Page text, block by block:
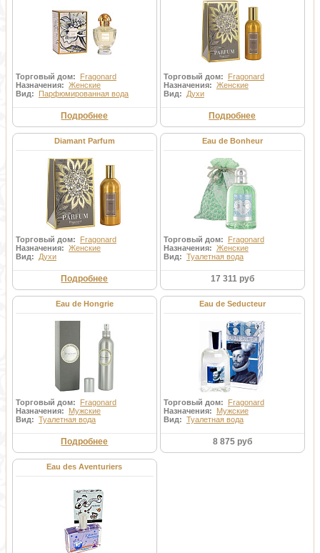
Торговый дом: Fragonard
Назначения: Женские
Вид: Парфюмированная вода
Подробнее
Торговый дом: Fragonard
Назначения: Женские
Вид: Духи
Подробнее
Diamant Parfum
Торговый дом: Fragonard
Назначения: Женские
Вид: Духи
Подробнее
Eau de Bonheur
Торговый дом: Fragonard
Назначения: Женские
Вид: Туалетная вода
17 311 руб
Eau de Hongrie
Торговый дом: Fragonard
Назначения: Мужские
Вид: Туалетная вода
Подробнее
Eau de Seducteur
Торговый дом: Fragonard
Назначения: Мужские
Вид: Туалетная вода
8 875 руб
Eau des Aventuriers